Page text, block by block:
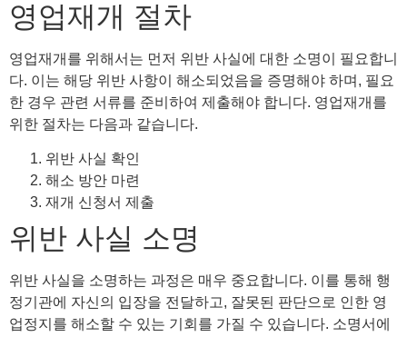
영업재개 절차
영업재개를 위해서는 먼저 위반 사실에 대한 소명이 필요합니
다. 이는 해당 위반 사항이 해소되었음을 증명해야 하며, 필요
한 경우 관련 서류를 준비하여 제출해야 합니다. 영업재개를
위한 절차는 다음과 같습니다.
위반 사실 확인
해소 방안 마련
재개 신청서 제출
위반 사실 소명
위반 사실을 소명하는 과정은 매우 중요합니다. 이를 통해 행
정기관에 자신의 입장을 전달하고, 잘못된 판단으로 인한 영
업정지를 해소할 수 있는 기회를 가질 수 있습니다. 소명서에